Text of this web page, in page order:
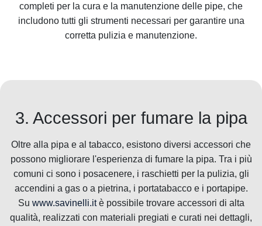
completi per la cura e la manutenzione delle pipe, che
includono tutti gli strumenti necessari per garantire una
corretta pulizia e manutenzione.
3. Accessori per fumare la pipa
Oltre alla pipa e al tabacco, esistono diversi accessori che
possono migliorare l'esperienza di fumare la pipa. Tra i più
comuni ci sono i posacenere, i raschietti per la pulizia, gli
accendini a gas o a pietrina, i portatabacco e i portapipe.
Su www.savinelli.itè possibile trovare accessori di alta
qualità, realizzati con materiali pregiati e curati nei dettagli,